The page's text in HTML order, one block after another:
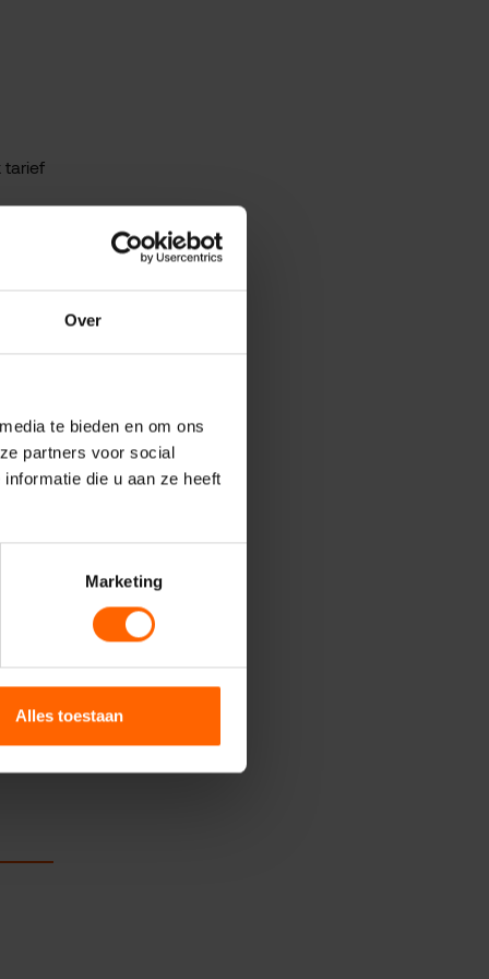
Over
te bieden en om ons
partners voor social
die u aan ze heeft
Marketing
Alles toestaan
tarief
om
wie
het